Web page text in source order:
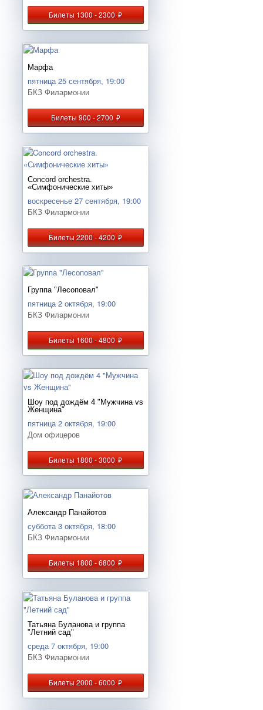
Билеты 1300 - 2300руб.
Марфа
пятница 25 сентября, 19:00
БКЗ Филармонии
Билеты 900 - 2700руб.
Concord orchestra.
«Симфонические хиты»
воскресенье 27 сентября, 19:00
БКЗ Филармонии
Билеты 2200 - 4200руб.
Группа "Лесоповал"
пятница 2 октября, 19:00
БКЗ Филармонии
Билеты 1600 - 4800руб.
Шоу под дождём 4 "Мужчина vs
Женщина"
пятница 2 октября, 19:00
Дом офицеров
Билеты 1800 - 3000руб.
Александр Панайотов
суббота 3 октября, 18:00
БКЗ Филармонии
Билеты 1800 - 6800руб.
Татьяна Буланова и группа
"Летний сад"
среда 7 октября, 19:00
БКЗ Филармонии
Билеты 2000 - 6000руб.